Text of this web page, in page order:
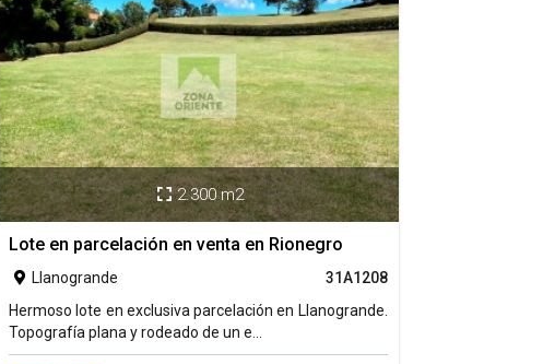
 2.300 m2
Lote en parcelación en venta en Rionegro
 Llanogrande
31A1208
Hermoso lote en exclusiva parcelación en Llanogrande.
Topografía plana y rodeado de un e...